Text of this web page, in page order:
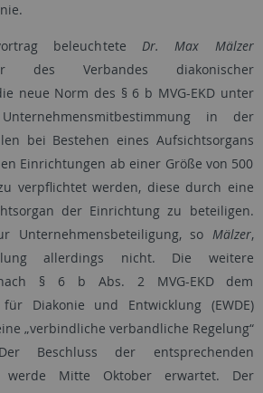
beleuchtete Dr. Max Mälzer
des Verbandes diakonischer
neue Norm des § 6 b MVG-EKD unter
in der
bei Bestehen eines Aufsichtsorgans
Einrichtungen ab einer Größe von 500
verpflichtet werden, diese durch eine
der Einrichtung zu beteiligen.
Unternehmensbeteiligung, so Mälzer,
allerdings nicht. Die weitere
§ 6 b Abs. 2 MVG-EKD dem
für Diakonie und Entwicklung (EWDE)
„verbindliche verbandliche Regelung“
Beschluss der entsprechenden
werde Mitte Oktober erwartet. Der